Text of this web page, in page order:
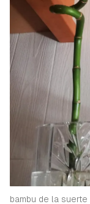
bambu de la suerte